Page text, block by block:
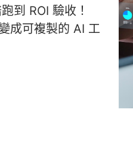
到 ROI 驗收！
成可複製的 AI 工